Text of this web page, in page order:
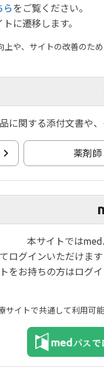
ございます。
ス停止を予定してお
理解いただきますよ
) 9:00 予定
ご了承くださいませ。
れない場合がございま
プライバシーポ
ら をご覧ください。
に遷移します。
や、サイトの改善のた
に関する添付文書や
薬剤師
本サイトではmed
ログインいただけま
をお持ちの方はログ
サイトで共通して利用可